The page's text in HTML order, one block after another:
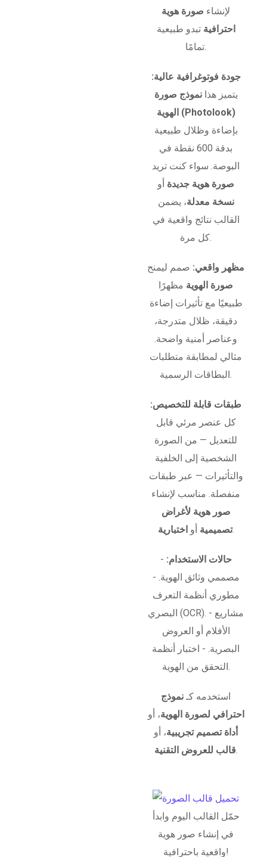
لإنشاء صورة هوية
احترافية تبدو طبيعية
تمامًا.
جودة فوتوغرافية عالية:
يتميز هذانموذج صورة
الهوية (Photolook)
بإضاءة وظلال طبيعية
بدقة 600 نقطة في
البوصة. سواء كنت تريد
صورة هوية جديدة أو
نسخة معدلة، يضمن
القالب نتائج واقعية في
كل مرة.
مظهر واقعي: صمم ليمنح
صورة الهوية مظهرًا
طبيعيًا مع تأثيرات إضاءة
دقيقة، ظلال متدرجة،
وعناصر أمنية واضحة.
مثالي لمطابقة متطلبات
البطاقات الرسمية.
طبقات قابلة للتخصيص:
كل عنصر مرئي قابل
للتعديل — من الصورة
الشخصية إلى الخلفية
والتأثيرات — عبر طبقات
منفصلة. مناسب لإنشاء
صور هوية لأغراض
تصميمية أو اختبارية .
حالات الاستخدام: -
مصممي وثائق الهوية. -
مطوري أنظمة التعرف
البصري (OCR). - مشاريع
الأفلام أو العروض
البصرية. - اختبار أنظمة
التحقق من الهوية.
استخدمه كـنموذج
احترافي لصورة الهوية، أو
أداة تصميم تجريبية، أو
قالب للعروض التقنية.
حمّل القالب اليوم وابدأ
في إنشاء صور هوية
واقعية باحترافية!